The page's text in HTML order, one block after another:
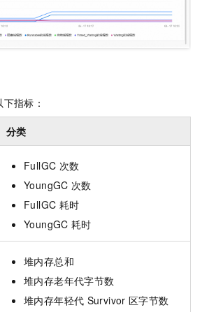
指标：
分类
FullGC 次数
YoungGC 次数
FullGC 耗时
YoungGC 耗时
堆内存总和
堆内存老年代字节数
堆内存年轻代 Survivor 区字节数